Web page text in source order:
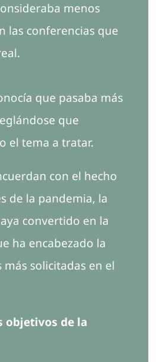
menos
las conferencias que
que pasaba más
que
el tema a tratar.
con el hecho
de la pandemia, la
convertido en la
ha encabezado la
solicitadas en el
objetivos de la